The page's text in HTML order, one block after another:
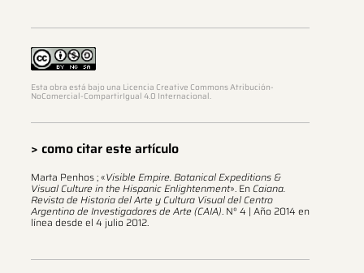
Esta obra está bajo una Licencia Creative Commons Atribución-
NoComercial-CompartirIgual 4.0 Internacional.
> como citar este artículo
Marta Penhos ; «Visible Empire. Botanical Expeditions &
Visual Culture in the Hispanic Enlightenment». EnCaiana.
Revista de Historia del Arte y Cultura Visual del Centro
Argentino de Investigadores de Arte (CAIA). N° 4 | Año 2014 en
línea desde el 4 julio 2012.